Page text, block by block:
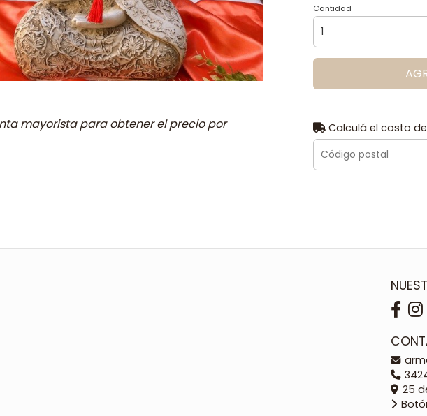
mayorista para obtener el precio por
Cantidad
Calculá el costo
25